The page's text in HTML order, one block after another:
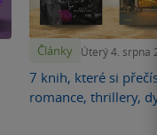
Články Úterý 4. srpna
7 knih, které si
romance, thrillery,